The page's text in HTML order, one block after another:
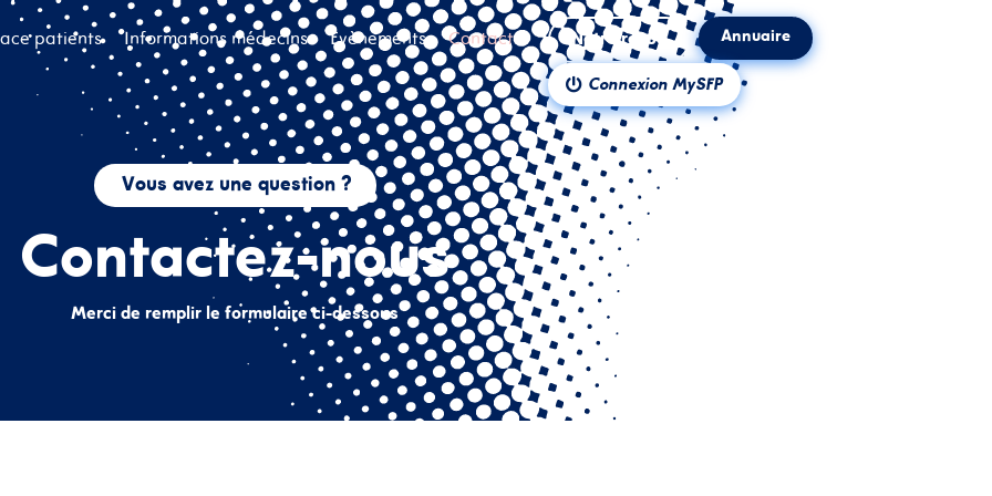
patients Informations médecins Évènements Contact Notre revue Annuaire
Connexion MySFP
Vous avez une question ?
Contactez-nous
Merci de remplir le formulaire ci-dessous